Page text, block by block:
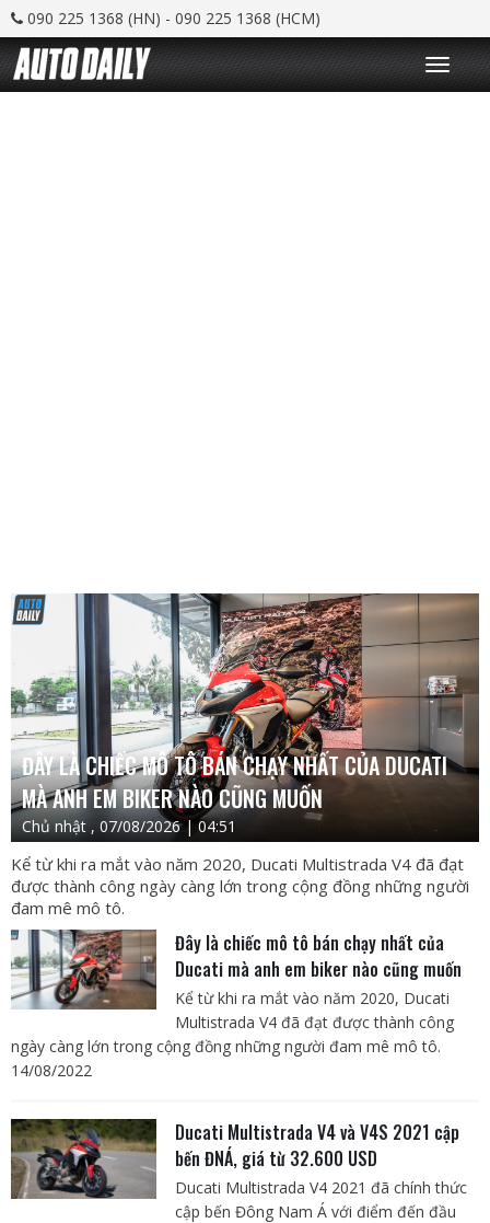
090 225 1368 (HN) - 090 225 1368 (HCM)
T
o
g
ĐÂY LÀ CHIẾC MÔ TÔ BÁN CHẠY NHẤT CỦA DUCATI
MÀ ANH EM BIKER NÀO CŨNG MUỐN
Chủ nhật , 07/08/2026 | 04:51
Kể từ khi ra mắt vào năm 2020, Ducati Multistrada V4 đã đạt
được thành công ngày càng lớn trong cộng đồng những người
đam mê mô tô.
Đây là chiếc mô tô bán chạy nhất của
Ducati mà anh em biker nào cũng muốn
Kể từ khi ra mắt vào năm 2020, Ducati
Multistrada V4 đã đạt được thành công
ngày càng lớn trong cộng đồng những người đam mê mô tô.
14/08/2022
Ducati Multistrada V4 và V4S 2021 cập
bến ĐNÁ, giá từ 32.600 USD
Ducati Multistrada V4 2021 đã chính thức
cập bến Đông Nam Á với điểm đến đầu